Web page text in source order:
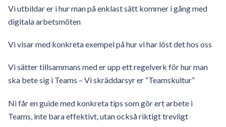
Vi utbildar er i hur man på enklast sätt kommer i gång med
digitala arbetsmöten
Vi visar med konkreta exempel på hur vi har löst det hos oss
Vi sätter tillsammans med er upp ett regelverk för hur man
ska bete sig i Teams – Vi skräddarsyr er “Teamskultur”
Ni får en guide med konkreta tips som gör ert arbete i
Teams, inte bara effektivt, utan också riktigt trevligt